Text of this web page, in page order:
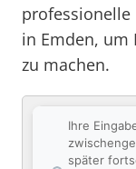
professionelle
in Emden, um
zu machen.
Ihre
später